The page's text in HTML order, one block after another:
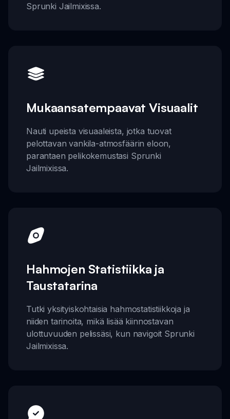
Sprunki Jailmixissa.
Mukaansatempaavat Visuaalit
Nauti upeista visuaaleista, jotka tuovat
pelottavan vankila-atmosfäärin eloon,
parantaen pelikokemustasi Sprunki
Jailmixissa.
Hahmojen Statistiikka ja
Taustatarina
Tutki yksityiskohtaisia hahmostatistiikkoja ja
niiden tarinoita, mikä lisää kiinnostavan
ulottuvuuden pelissäsi, kun navigoit Sprunki
Jailmixissa.